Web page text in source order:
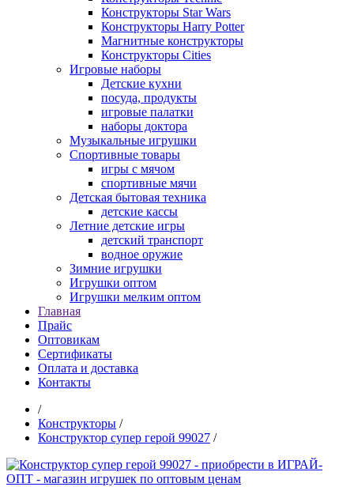
Конструкторы Star Wars
Конструкторы Harry Potter
Магнитные конструкторы
Конструкторы Cities
Игровые наборы
Детские кухни
посуда, продукты
игровые палатки
наборы доктора
Музыкальные игрушки
Спортивные товары
игры с мячом
спортивные мячи
Детская бытовая техника
детские кассы
Летние детские игры
детский транспорт
водное оружие
Зимние игрушки
Игрушки оптом
Игрушки мелким оптом
Главная
Прайс
Оптовикам
Сертификаты
Оплата и доставка
Контакты
/
Конструкторы /
Конструктор супер герой 99027 /